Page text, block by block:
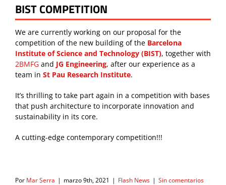
BIST COMPETITION
We are currently working on our proposal for the
competition of the new building of the Barcelona
Institute of Science and Technology (BIST), together with
2BMFG and JG Engineering, after our experience as a
team in St Pau Research Institute.
It’s thrilling to take part again in a competition with bases
that push architecture to incorporate innovation and
sustainability in its core.
A cutting-edge contemporary competition!!!
Por Mar Serra | marzo 9th, 2021 | Flash News | Sin comentarios